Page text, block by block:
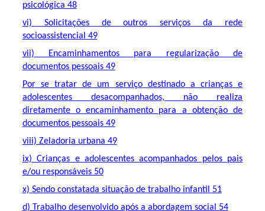
psicológica 48
vi) Solicitações de outros serviços da rede
socioassistencial 49
vii) Encaminhamentos para regularização de
documentos pessoais 49
Por se tratar de um serviço destinado a crianças e
adolescentes desacompanhados, não realiza
diretamente o encaminhamento para a obtenção de
documentos pessoais 49
viii) Zeladoria urbana 49
ix) Crianças e adolescentes acompanhados pelos pais
e/ou responsáveis 50
x) Sendo constatada situação de trabalho infantil 51
d) Trabalho desenvolvido após a abordagem social 54